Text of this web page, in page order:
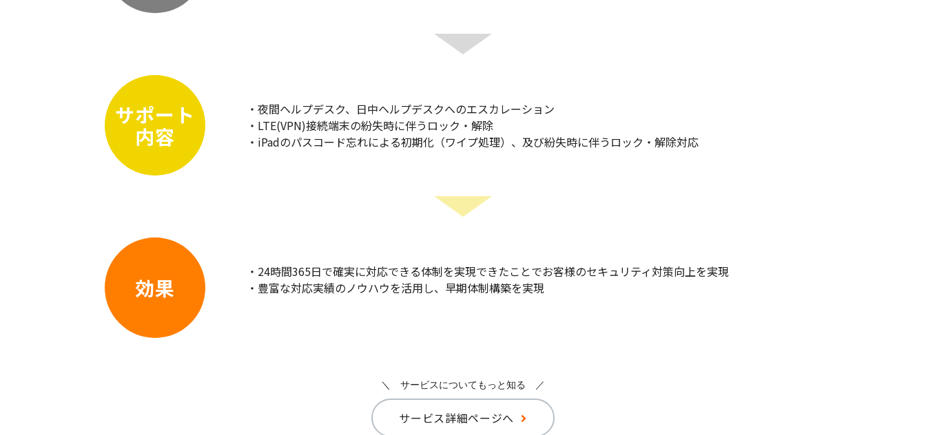
サポート
内容
・夜間ヘルプデスク、日中ヘルプデスクへのエスカレーション
・LTE(VPN)接続端末の紛失時に伴うロック・解除
・iPadのパスコード忘れによる初期化（ワイプ処理）、及び紛失時に伴うロック・解除対応
効果
・24時間365日で確実に対応できる体制を実現できたことでお客様のセキュリティ対策向上を実現
・豊富な対応実績のノウハウを活用し、早期体制構築を実現
＼ サービスについてもっと知る ／
サービス詳細ページへ